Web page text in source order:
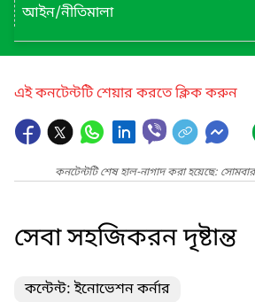
আইন/নীতিমালা
এই কনটেন্টটি শেয়ার করতে ক্লিক করুন
কনটেন্টটি শেষ হাল-নাগাদ করা হয়েছে:
সেবা সহজিকরন দৃষ্টান্ত
কন্টেন্ট: ইনোভেশন কর্নার